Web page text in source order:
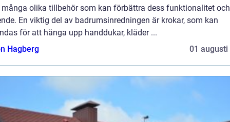
olika tillbehör som kan förbättra dess funktionalitet och
En viktig del av badrumsinredningen är krokar, som kan
för att hänga upp handdukar, kläder ...
Hagberg
01 augusti